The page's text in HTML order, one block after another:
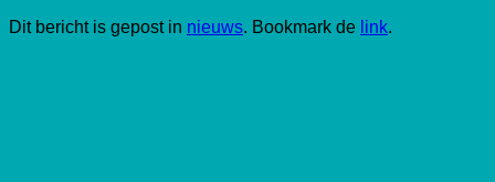
Dit bericht is gepost in nieuws. Bookmark de link.